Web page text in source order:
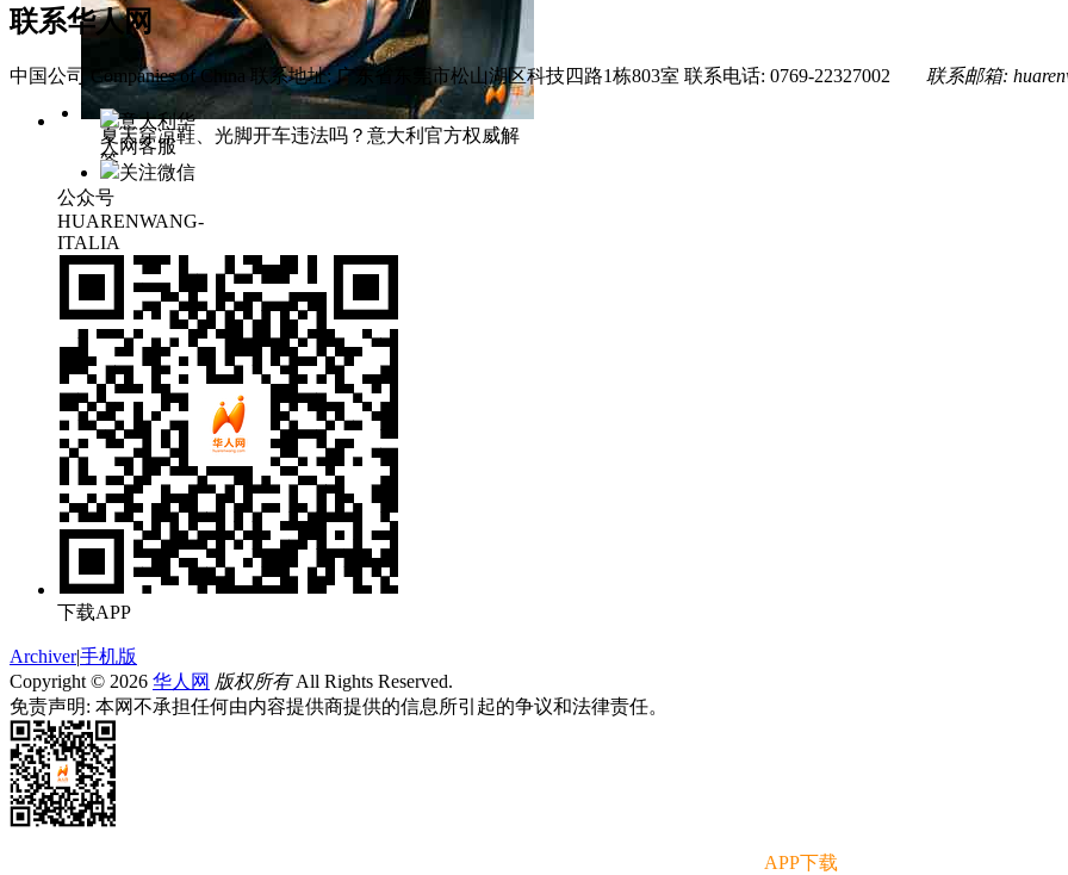
夏天穿凉鞋、光脚开车违法吗？意大利官方权威解
答
联系华人网
中国公司 Companies of China 联系地址: 广东省东莞市松山湖区科技四路1栋803室 联系电话: 0769-22327002 联系邮箱:
意大利华
人网客服
关注微信
公众号
HUARENWANG-
ITALIA
下载APP
Archiver|手机版
Copyright © 2026 华人网 版权所有All Rights Reserved.
免责声明: 本网不承担任何由内容提供商提供的信息所引起的争议和法律责任。
APP下载